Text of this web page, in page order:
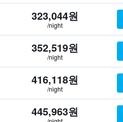
323,044원
/night
352,519원
/night
416,118원
/night
445,963원